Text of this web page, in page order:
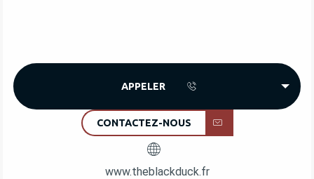
APPELER
CONTACTEZ-NOUS
www.theblackduck.fr